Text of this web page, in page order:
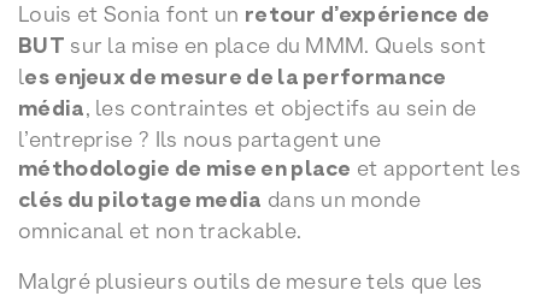
Louis et Sonia font un retour d’expérience de
BUT sur la mise en place du MMM. Quels sont
les enjeux de mesure de la performance
média, les contraintes et objectifs au sein de
l’entreprise ? Ils nous partagent une
méthodologie de mise en place et apportent les
clés du pilotage media dans un monde
omnicanal et non trackable.
Malgré plusieurs outils de mesure tels que les